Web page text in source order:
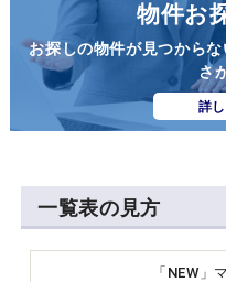
物件お
お探しの物件が見つから
さ
詳
一覧表の見方
「NEW」